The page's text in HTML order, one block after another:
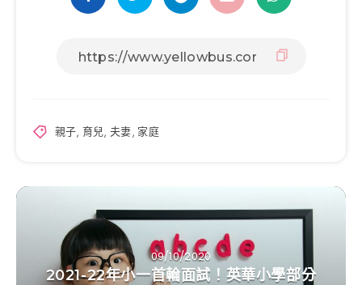
親子, 育兒,夫妻, 家庭
09/10/2020
2021-22年小一首輪面試！英華小學部分